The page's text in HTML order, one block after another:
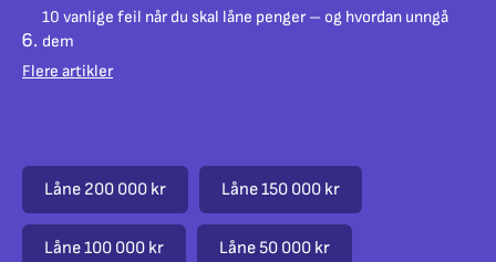
10 vanlige feil når du skal låne penger – og hvordan unngå
dem
Flere artikler
Låne 200 000 kr Låne 150 000 kr
Låne 100 000 kr Låne 50 000 kr